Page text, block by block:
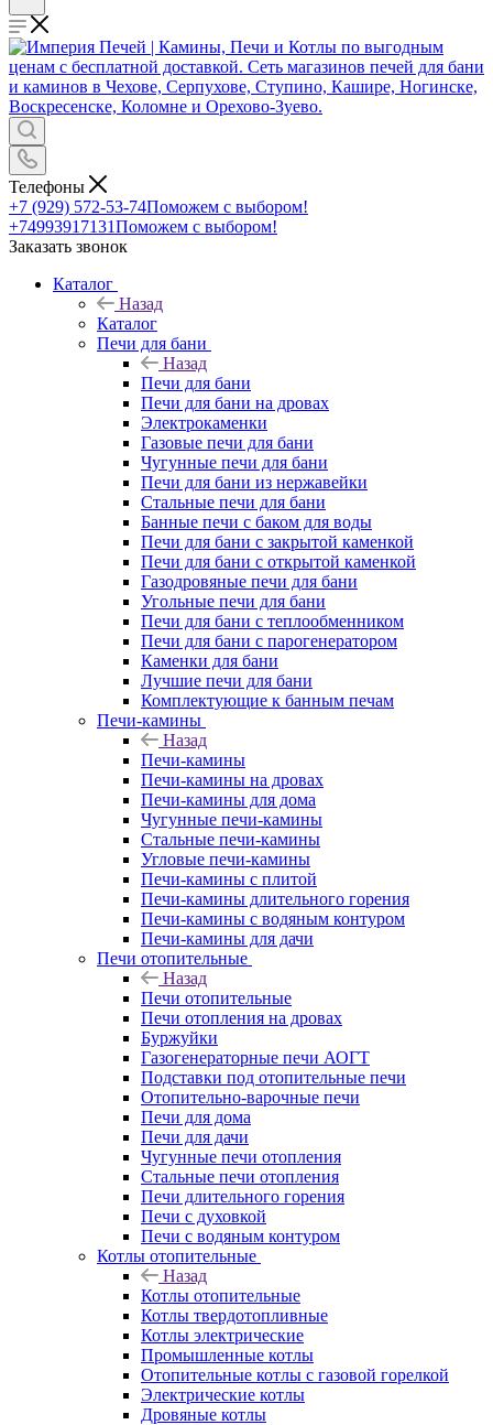
Телефоны
+7 (929) 572-53-74Поможем с выбором!
+74993917131Поможем с выбором!
Заказать звонок
Каталог
Назад
Каталог
Печи для бани
Назад
Печи для бани
Печи для бани на дровах
Электрокаменки
Газовые печи для бани
Чугунные печи для бани
Печи для бани из нержавейки
Стальные печи для бани
Банные печи с баком для воды
Печи для бани с закрытой каменкой
Печи для бани с открытой каменкой
Газодровяные печи для бани
Угольные печи для бани
Печи для бани с теплообменником
Печи для бани с парогенератором
Каменки для бани
Лучшие печи для бани
Комплектующие к банным печам
Печи-камины
Назад
Печи-камины
Печи-камины на дровах
Печи-камины для дома
Чугунные печи-камины
Стальные печи-камины
Угловые печи-камины
Печи-камины с плитой
Печи-камины длительного горения
Печи-камины с водяным контуром
Печи-камины для дачи
Печи отопительные
Назад
Печи отопительные
Печи отопления на дровах
Буржуйки
Газогенераторные печи АОГТ
Подставки под отопительные печи
Отопительно-варочные печи
Печи для дома
Печи для дачи
Чугунные печи отопления
Стальные печи отопления
Печи длительного горения
Печи с духовкой
Печи с водяным контуром
Котлы отопительные
Назад
Котлы отопительные
Котлы твердотопливные
Котлы электрические
Промышленные котлы
Отопительные котлы с газовой горелкой
Электрические котлы
Дровяные котлы